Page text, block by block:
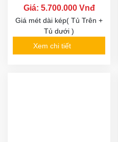
Giá: 5.700.000 Vnđ
Giá mét dài kép( Tủ Trên +
Tủ dưới )
Xem chi tiết